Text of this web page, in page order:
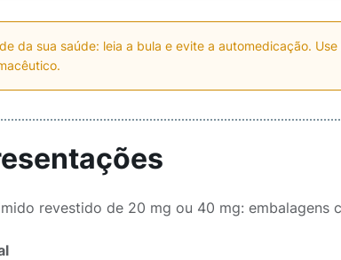
da sua saúde: leia a bula e evite a automedicação.
revestido de 20 mg ou 40 mg: embalagens